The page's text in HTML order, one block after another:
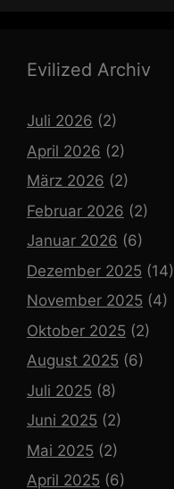
Evilized Archiv
Juli 2026 (2)
April 2026 (2)
März 2026 (2)
Februar 2026 (2)
Januar 2026 (6)
Dezember 2025 (14)
November 2025 (4)
Oktober 2025 (2)
August 2025 (6)
Juli 2025 (8)
Juni 2025 (2)
Mai 2025 (2)
April 2025 (6)